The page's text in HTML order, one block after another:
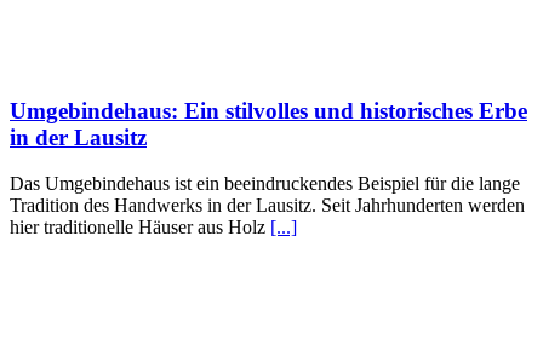
Umgebindehaus: Ein stilvolles und historisches Erbe
in der Lausitz
Das Umgebindehaus ist ein beeindruckendes Beispiel für die lange
Tradition des Handwerks in der Lausitz. Seit Jahrhunderten werden
hier traditionelle Häuser aus Holz [...]